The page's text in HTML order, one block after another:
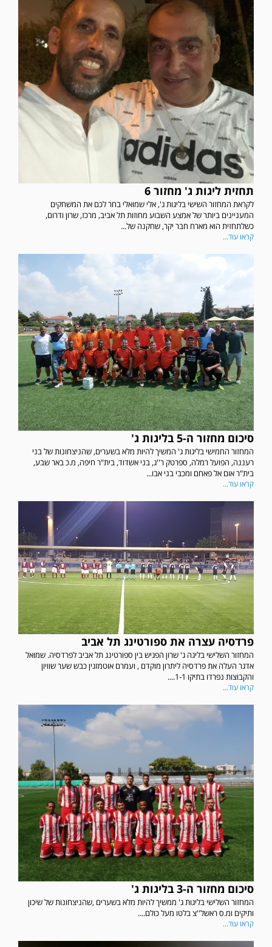
תחזית ליגות ג' מחזור 6
לקראת המחזור השישי בליגות ג', אלי שמואלי בחר לכם את המשחקים
המעניינים ביותר של אמצע השבוע מחוזות תל אביב, מרכז, שרון ודרום,
כשלתחזית הוא מארח חבר יקר, שחקנה של...
קראו עוד...
סיכום מחזור ה-5 בליגות ג'
המחזור החמישי בליגות ג' המשיך להיות מלא בשערים, שהניצחונות של בני
רעננה, הפועל רמלה, ספרטק ר''ג, בני אשדוד, בית"ר חיפה, מ.כ באר שבע,
בית"ר אום אל פאחם ומכבי בני אבו...
קראו עוד...
פרדסיה עצרה את ספורטינג תל אביב
המחזור השלישי בליגה ג' שרון הפגיש בין ספורטינג תל אביב לפרדסיה. שמואל
אדגר העלה את פרדסיה ליתרון מוקדם , ועמרם אוטמזגין כבש שער שוויון
והקבוצות נפרדו בתיקו 1-1....
קראו עוד...
סיכום מחזור ה-3 בליגות ג'
המחזור השלישי בליגות ג' ממשיך להיות מלא בשערים ,שהניצחונות של שיכון
ותיקים ומ.ס ראשל''צ בלטו מעל כולם....
קראו עוד...